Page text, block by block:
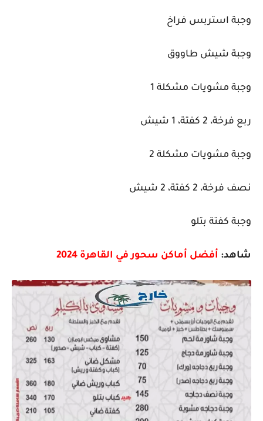
وجبة استربس فراخ
وجبة شيش طاووق
وجبة مشويات مشكلة 1
ربع فرخة، 2 كفتة، 1 شيش
وجبة مشويات مشكلة 2
نصف فرخة، 2 كفتة، 2 شيش
وجبة كفتة بتلو
شاهد: أفضل أماكن سحور في القاهرة 2024